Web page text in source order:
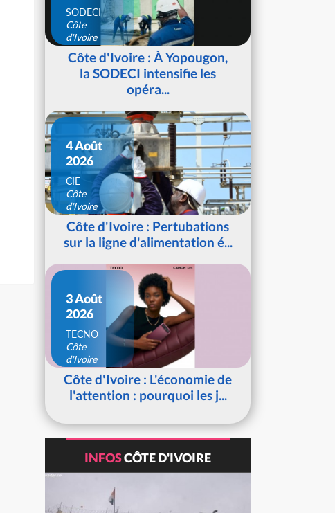
SODECI
Côte
d'Ivoire
Côte d'Ivoire : À Yopougon,
la SODECI intensifie les
opéra...
4 Août
2026
CIE
Côte
d'Ivoire
Côte d'Ivoire : Pertubations
sur la ligne d'alimentation é...
3 Août
2026
TECNO
Côte
d'Ivoire
Côte d'Ivoire : L'économie de
l'attention : pourquoi les j...
INFOSCÔTE D'IVOIRE